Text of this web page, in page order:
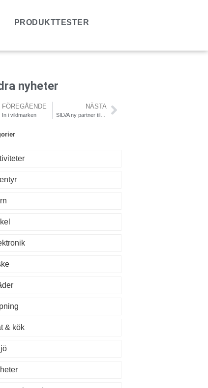
PRODUKTTESTER
nyheter
FÖREGÅENDE
In i vildmarken
NÄSTA
& kök